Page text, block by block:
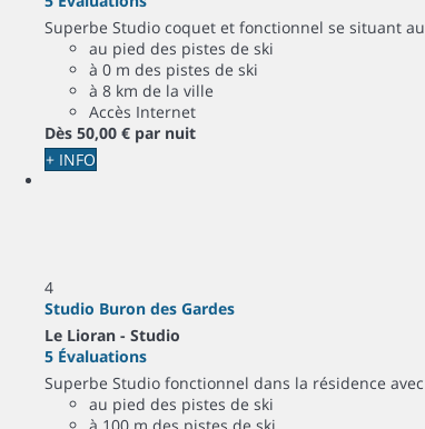
Superbe Studio coquet et fonctionnel se situant
au pied des pistes de ski
à 0 m des pistes de ski
à 8 km de la ville
Accès Internet
Dès 50,00 € par nuit
+ INFO
4
Studio Buron des Gardes
Le Lioran - Studio
5 Évaluations
Superbe Studio fonctionnel dans la résidence
au pied des pistes de ski